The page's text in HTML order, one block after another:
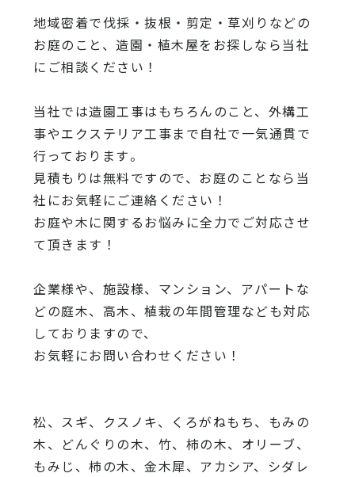
地域密着で伐採・抜根・剪定・草刈りなどの
お庭のこと、造園・ 植木屋をお探しなら当社
にご相談ください！
当社では造園工事はもちろんのこと、 外構工
事やエクステリア工事まで自社で一気通貫で
行っております。
見積もりは無料ですので、 お庭のことなら当
社にお気軽にご連絡ください！
お庭や木に関するお悩みに全力でご対応させ
て頂きます！
企業様や、施設様、マンション、アパートな
どの庭木、高木、植栽の年間管理なども対応
しておりますので、
お気軽にお問い合わせください！
松、スギ、クスノキ、くろがねもち、もみの
木、どんぐりの木、 竹、柿の木、オリーブ、
もみじ、柿の木、金木犀、アカシア、 シダレ